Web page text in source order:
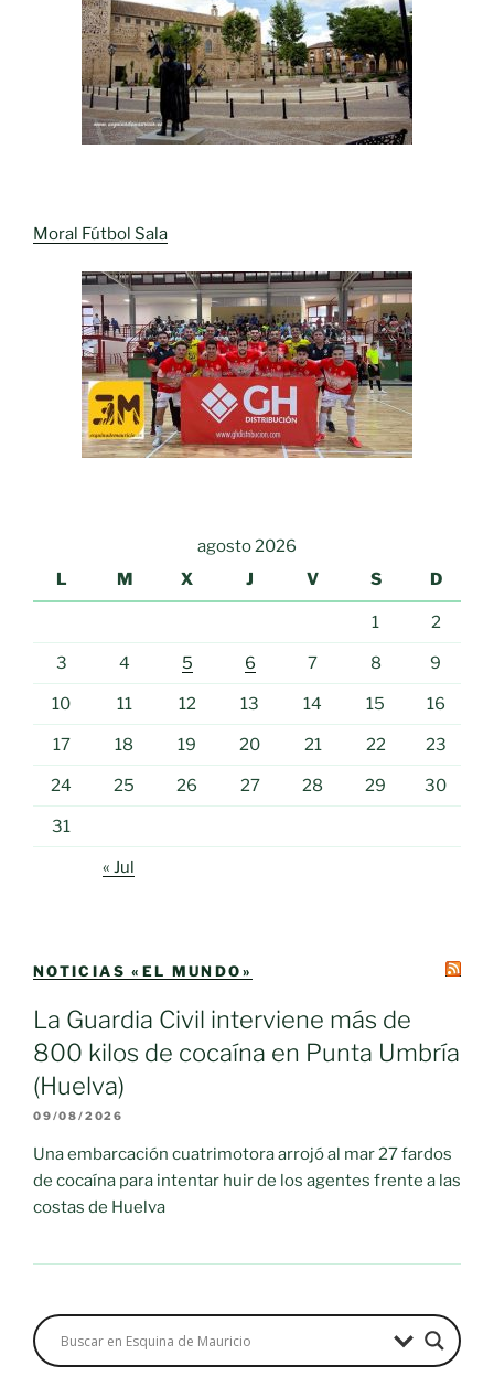
Moral Fútbol Sala
agosto 2026
L
M X J V S D
1 2
3 4 5 6 7 8 9
10 11 12 13 14 15 16
17 18 19 20 21 22 23
24 25 26 27 28 29 30
31
« Jul
NOTICIAS «EL MUNDO»
La Guardia Civil interviene más de
800 kilos de cocaína en Punta Umbría
(Huelva)
09/08/2026
Una embarcación cuatrimotora arrojó al mar 27 fardos
de cocaína para intentar huir de los agentes frente a las
costas de Huelva